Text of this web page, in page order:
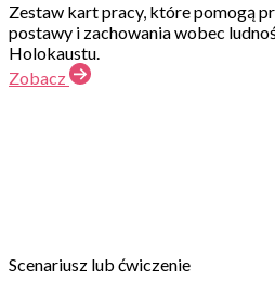
Zestaw kart pracy, które pomogą
postawy i zachowania wobec
Holokaustu.
Zobacz
Scenariusz lub ćwiczenie